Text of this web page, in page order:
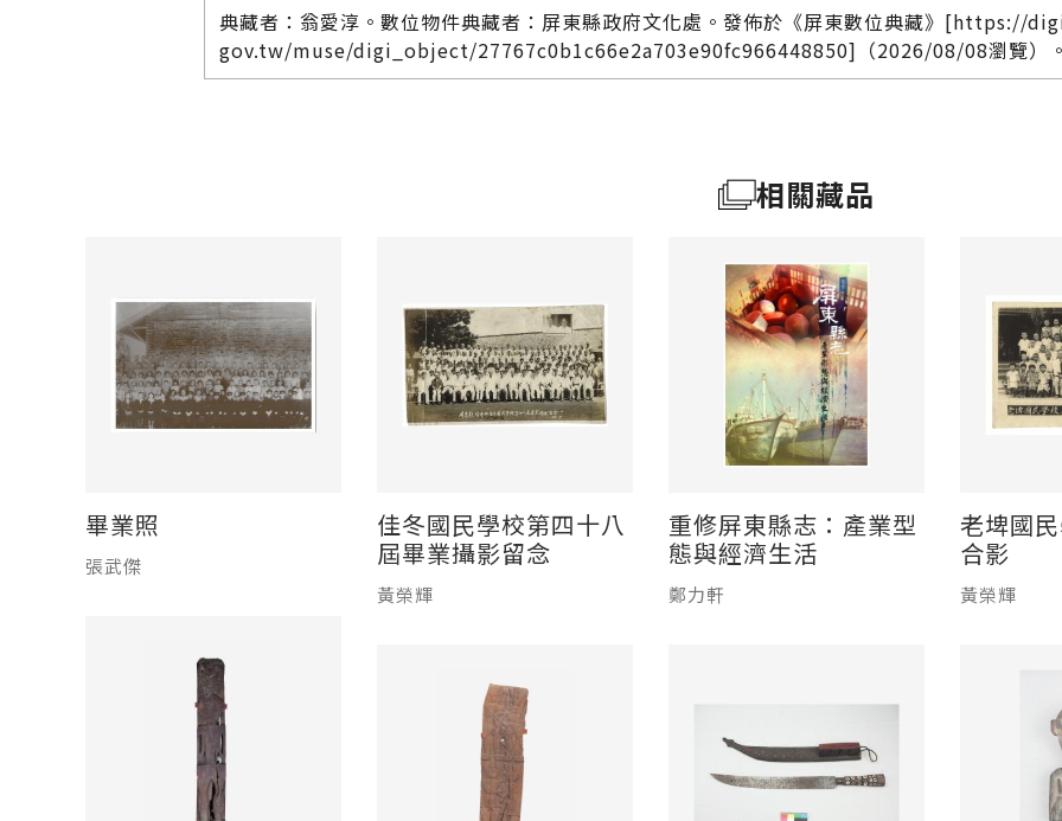
典藏者：翁愛淳。數位物件典藏者：屏東縣政府文化處。發佈於《屏東數位典藏》
gov.tw/muse/digi_object/27767c0b1c66e2a703e90fc966448850]（2026/08/08瀏覽）。
相關藏品
畢業照
張武傑
佳冬國民學校第四十八
屆畢業攝影留念
黃榮輝
重修屏東縣志：產業型
態與經濟生活
鄭力軒
老埤國
合影
黃榮輝